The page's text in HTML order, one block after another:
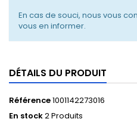
En cas de souci, nous vous
vous en informer.
DÉTAILS DU PRODUIT
Référence1001142273016
En stock2 Produits